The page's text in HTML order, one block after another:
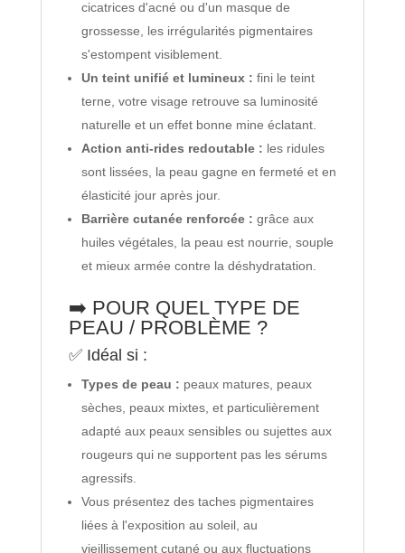
cicatrices d'acné ou d'un masque de
grossesse, les irrégularités pigmentaires
s'estompent visiblement.
Un teint unifié et lumineux : fini le teint
terne, votre visage retrouve sa luminosité
naturelle et un effet bonne mine éclatant.
Action anti-rides redoutable : les ridules
sont lissées, la peau gagne en fermeté et en
élasticité jour après jour.
Barrière cutanée renforcée : grâce aux
huiles végétales, la peau est nourrie, souple
et mieux armée contre la déshydratation.
➡️ POUR QUEL TYPE DE
PEAU / PROBLÈME ?
✅ Idéal si :
Types de peau : peaux matures, peaux
sèches, peaux mixtes, et particulièrement
adapté aux peaux sensibles ou sujettes aux
rougeurs qui ne supportent pas les sérums
agressifs.
Vous présentez des taches pigmentaires
liées à l'exposition au soleil, au
vieillissement cutané ou aux fluctuations